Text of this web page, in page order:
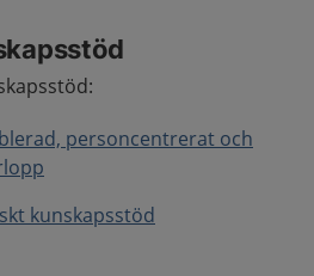
personcentrerat och
kunskapsstöd